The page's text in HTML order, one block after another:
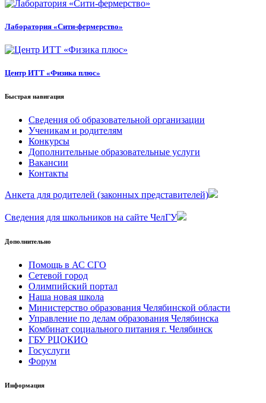
Лаборатория «Сити-фермерство»
Центр ИТТ «Физика плюс»
Быстрая навигация
Сведения об образовательной организации
Ученикам и родителям
Конкурсы
Дополнительные образовательные услуги
Вакансии
Контакты
Анкета для родителей (законных представителей)
Сведения для школьников на сайте ЧелГУ
Дополнительно
Помощь в АС СГО
Сетевой город
Олимпийский портал
Наша новая школа
Министерство образования Челябинской области
Управление по делам образования Челябинска
Комбинат социального питания г. Челябинск
ГБУ РЦОКИО
Госуслуги
Форум
Информация